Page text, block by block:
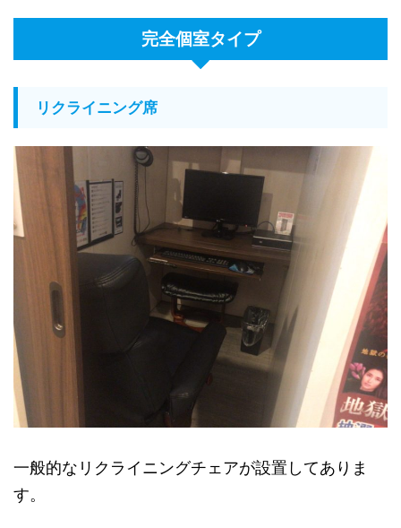
完全個室タイプ
リクライニング席
一般的なリクライニングチェアが設置してありま
す。